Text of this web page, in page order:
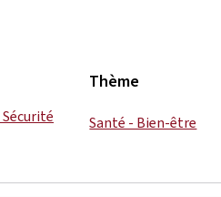
Thème
Santé - Bien-être